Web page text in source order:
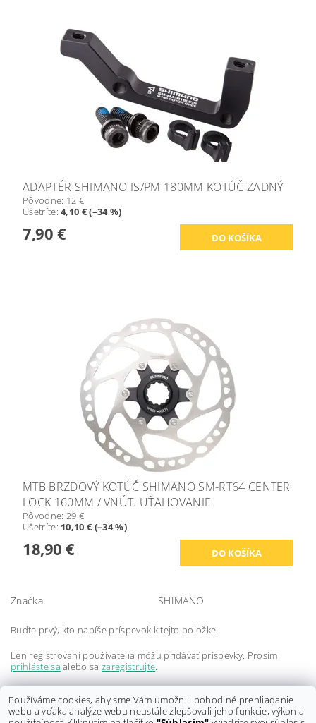
ADAPTÉR SHIMANO IS/PM 180MM KOTÚČ ZADNÝ
Pôvodne: 12 €
Ušetríte:4,10 € (–34 %)
7,90 €
MTB BRZDOVÝ KOTÚČ SHIMANO SM-RT64 CENTER
LOCK 160MM / VNÚT. UŤAHOVANIE
Pôvodne: 29 €
Ušetríte: 10,10 € (–34 %)
18,90 €
Značka SHIMANO
Buďte prvý, kto napíše príspevok k tejto položke.
Len registrovaní používatelia môžu pridávať príspevky. Prosím
prihláste sa alebo sazaregistrujte.
Len registrovaní používatelia môžu pridávať hodnotenie. Prosím
Používáme cookies, aby sme Vám umožnili pohodlné prehliadanie
webu a vďaka analýze webu neustále zlepšovali jeho funkcie, výkon a